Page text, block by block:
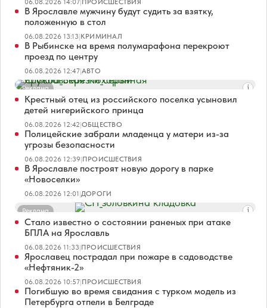
В Ярославле мужчину будут судить за взятку,
положенную в стол
06.08.2026 13:13|КРИМИНАЛ
В Рыбинске на время полумарафона перекроют
проезд по центру
06.08.2026 12:47|АВТО
Реклама
Крестный отец из российского поселка усыновил
детей нигерийского принца
06.08.2026 12:42|ОБЩЕСТВО
Полицейские забрали младенца у матери из-за
угрозы безопасности
06.08.2026 12:39|ПРОИСШЕСТВИЯ
В Ярославле построят новую дорогу в парке
«Новоселки»
06.08.2026 12:01|ДОРОГИ
Реклама
Стало известно о состоянии раненых при атаке
БПЛА на Ярославль
06.08.2026 11:33|ПРОИСШЕСТВИЯ
Ярославец пострадал при пожаре в садоводстве
«Нефтяник-2»
06.08.2026 10:57|ПРОИСШЕСТВИЯ
Погибшую во время свидания с турком модель из
Петербурга отпели в Белграде